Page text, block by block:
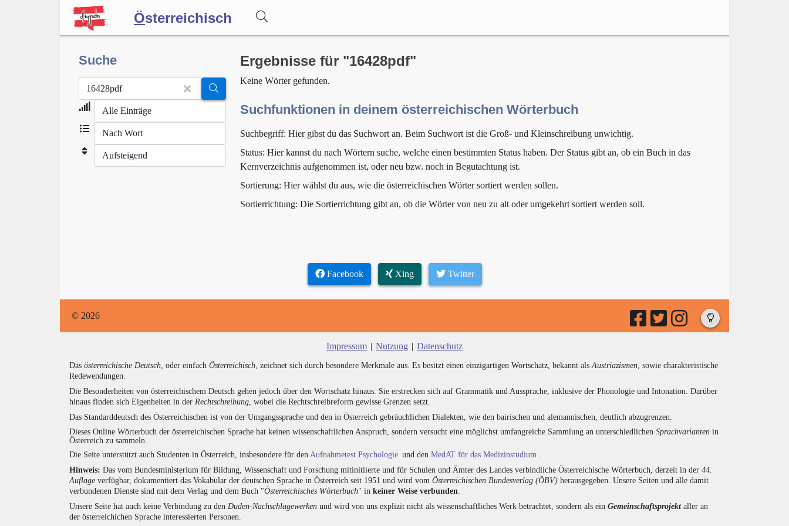
Österreichisch
Wörterbuch
Forum
Blog
Suche Ergebnisse für "16428pdf"
Keine Wörter gefunden.
Suchfunktionen in deinem österreichischen Wörterbuch
Suchbegriff: Hier gibst du das Suchwort an. Beim Suchwort ist die Groß- und Kleinschreibung unwichtig.
Status: Hier kannst du nach Wörtern suche, welche einen bestimmten Status haben. Der Status gibt an, ob ein Buch in das
Kernverzeichnis aufgenommen ist, oder neu bzw. noch in Begutachtung ist.
Sortierung: Hier wählst du aus, wie die österreichischen Wörter sortiert werden sollen.
Sortierrichtung: Die Sortierrichtung gibt an, ob die Wörter von neu zu alt oder umgekehrt sortiert werden soll.
Facebook Xing Twitter
© 2026
Impressum | Nutzung | Datenschutz
Das österreichische Deutsch , oder einfach Österreichisch , zeichnet sich durch besondere Merkmale aus. Es besitzt einen einzigartigen Wortschatz, bekannt als Austriazismen , sowie charakteristische
Redewendungen.
Die Besonderheiten von österreichischem Deutsch gehen jedoch über den Wortschatz hinaus. Sie erstrecken sich auf Grammatik und Aussprache, inklusive der Phonologie und Intonation. Darüber
hinaus finden sich Eigenheiten in der Rechtschreibung , wobei die Rechtschreibreform gewisse Grenzen setzt.
Das Standarddeutsch des Österreichischen ist von der Umgangssprache und den in Österreich gebräuchlichen Dialekten, wie den bairischen und alemannischen, deutlich abzugrenzen.
Dieses Online Wörterbuch der österreichischen Sprache hat keinen wissenschaftlichen Anspruch, sondern versucht eine möglichst umfangreiche Sammlung an unterschiedlichen Sprachvarianten in
Österreich zu sammeln.
Die Seite unterstützt auch Studenten in Österreich, insbesondere für den Aufnahmetest Psychologie und den MedAT für das Medizinstudium
Hinweis: Das vom Bundesministerium für Bildung, Wissenschaft und Forschung mitinitiierte und für Schulen und Ämter des Landes verbindliche Österreichische Wörterbuch, derzeit in der 44.
Auflage verfügbar, dokumentiert das Vokabular der deutschen Sprache in Österreich seit 1951 und wird vom Österreichischen Bundesverlag (ÖBV) herausgegeben. Unsere Seiten und alle damit
verbundenen Dienste sind mit dem Verlag und dem Buch "Österreichisches Wörterbuch" in keiner Weise verbunden
Unsere Seite hat auch keine Verbindung zu den Duden-Nachschlagewerken und wird von uns explizit nicht als wissenschaftliches Werk betrachtet, sondern als ein Gemeinschaftsprojektaller an
der österreichichen Sprache interessierten Personen.